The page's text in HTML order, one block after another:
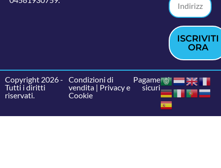
ISCRIVITI
ORA
Copyright 2026 -
Tutti i diritti
riservati.
Condizioni di
vendita| Privacy e
Cookie
Pagamenti
sicuri